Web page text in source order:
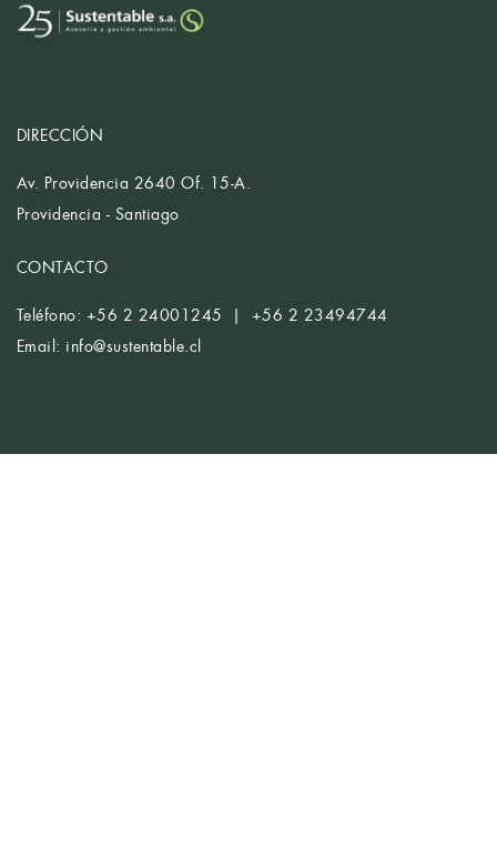
DIRECCIÓN
Av. Providencia 2640 Of. 15-A.
Providencia - Santiago
CONTACTO
Teléfono: +56 2 24001245 | +56 2 23494744
Email: info@sustentable.cl